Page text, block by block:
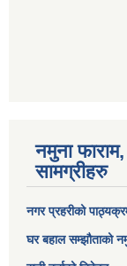
नमुना
सामग्रीहरु
नगर प्रहरीको
घर बहाल सम्झौताको